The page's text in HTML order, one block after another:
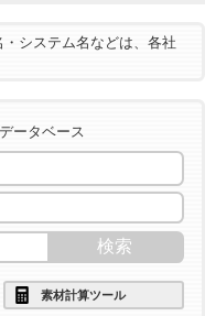
システム名などは、各社
ータベース
素材計算ツール